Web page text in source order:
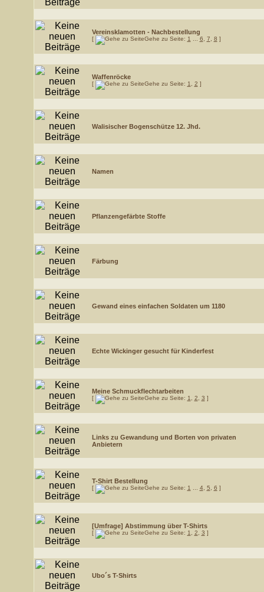
Vereinsklamotten - Nachbestellung
[ Gehe zu Seite: 1 6 7 8 ]
Waffenröcke
[ Gehe zu Seite: 1 2 ]
Walisischer Bogenschütze 12. Jhd.
Namen
Pflanzengefärbte Stoffe
Färbung
Gewand eines einfachen Soldaten um 1180
Echte Wickinger gesucht für Kinderfest
Meine Schmuckflechtarbeiten
[ Gehe zu Seite: 1 2 3 ]
Links zu Gewandung und Borten von privaten
Anbietern
T-Shirt Bestellung
[ Gehe zu Seite: 1 4, 5 6 ]
[Umfrage] Abstimmung über T-Shirts
[ Gehe zu Seite: 1 2 3 ]
Ubo´s T-Shirts